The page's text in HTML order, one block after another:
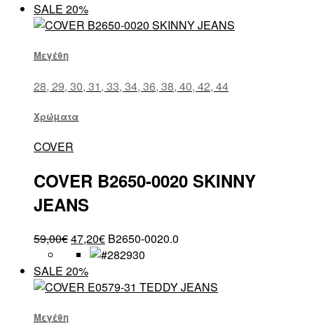
SALE 20%
Μεγέθη
28, 29, 30, 31, 33, 34, 36, 38, 40, 42, 44
Χρώματα
COVER
COVER B2650-0020 SKINNY
JEANS
59,00€47,20€ B2650-0020.0
SALE 20%
Μεγέθη